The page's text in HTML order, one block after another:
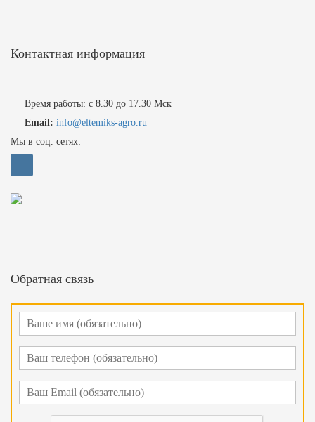
Контактная информация
Время работы: с 8.30 до 17.30 Мск
Email: info@eltemiks-agro.ru
Мы в соц. сетях:
Обратная связь